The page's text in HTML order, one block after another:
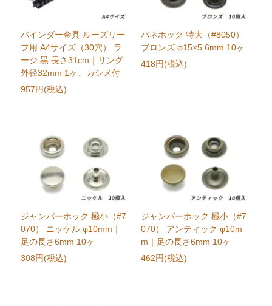
バインダー金具 ルーズリー
フ用 A4サイズ（30穴） ラ
ージ 黒 長さ31cm｜リング
外径32mm 1ヶ、カシメ付
957円(税込)
バネホック 特大（#8050）
ブロンズ φ15×5.6mm 10ヶ
418円(税込)
ジャンパーホック 極小（#7
070） ニッケル φ10mm｜
足の長さ6mm 10ヶ
308円(税込)
ジャンパーホック 極小（#7
070） アンティック φ10m
m｜足の長さ6mm 10ヶ
462円(税込)